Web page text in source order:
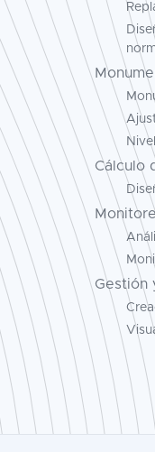
Cálculo
Gestión